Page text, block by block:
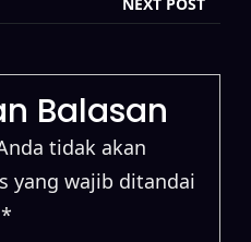
Balasan
tidak akan
yang wajib ditandai
*